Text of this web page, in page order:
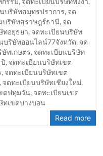
บริษัทสมุทรปราการ, จด
บริษัทสุราษฎร์ธานี, จด
ทอยุธยา, จดทะเบียนบริษัท
บริษัทออนไลน์77จังหวัด, จด
ทเกษตร, จดทะเบียนบริษัท
, จดทะเบียนบริษัทเขต
, จดทะเบียนบริษัทเขต
, จดทะเบียนบริษัทเชียงใหม่,
ตปทุมวัน, จดทะเบียนเขต
ทเขตบางบอน
Read more